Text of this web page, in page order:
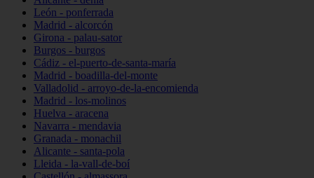
León - ponferrada
Madrid - alcorcón
Girona - palau-sator
Burgos - burgos
Cádiz - el-puerto-de-santa-maría
Madrid - boadilla-del-monte
Valladolid - arroyo-de-la-encomienda
Madrid - los-molinos
Huelva - aracena
Navarra - mendavia
Granada - monachil
Alicante - santa-pola
Lleida - la-vall-de-boí